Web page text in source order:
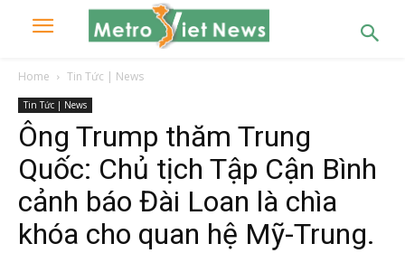
Home Tin Tức | News
Tin Tức | News
Ông Trump thăm Trung
Quốc: Chủ tịch Tập Cận Bình
cảnh báo Đài Loan là chìa
khóa cho quan hệ Mỹ-Trung.